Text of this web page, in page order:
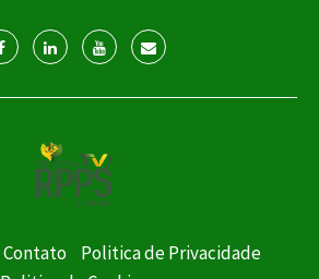
Contato
Politica de Privacidade